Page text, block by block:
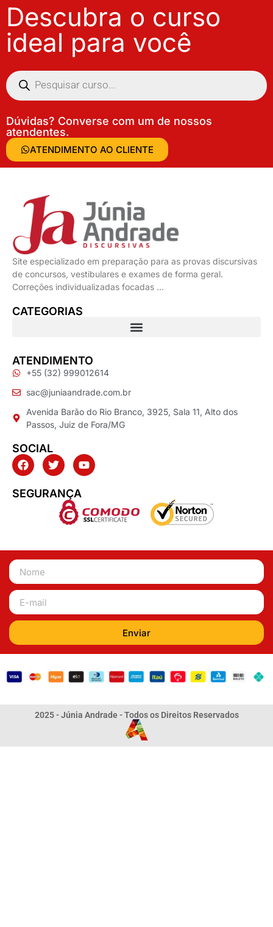
Descubra o curso
ideal para você
Dúvidas? Converse com um de nossos
atendentes.
ATENDIMENTO AO CLIENTE
Site especializado em preparação para as provas discursivas
de concursos, vestibulares e exames de forma geral.
Correções individualizadas focadas …
CATEGORIAS
ATENDIMENTO
+55 (32) 999012614
sac@juniaandrade.com.br
Avenida Barão do Rio Branco, 3925, Sala 11, Alto dos
Passos, Juiz de Fora/MG
SOCIAL
SEGURANÇA
Enviar
2025 - Júnia Andrade - Todos os Direitos Reservados